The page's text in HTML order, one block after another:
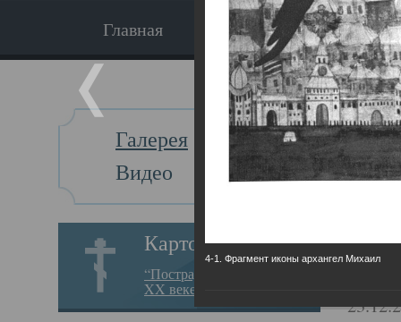
Главная Экскурсия
Галерея
Видео
Картотека
“Пострадавшие за веру в
XX веке на Севере”
Главная
4-1. Фрагмент иконы архангел Михаил